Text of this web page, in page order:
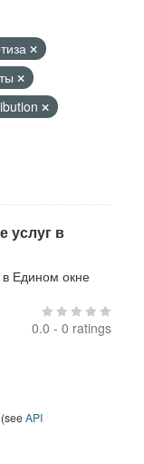
услуг в
Едином окне
0.0 - 0 ratings
(seeAPI